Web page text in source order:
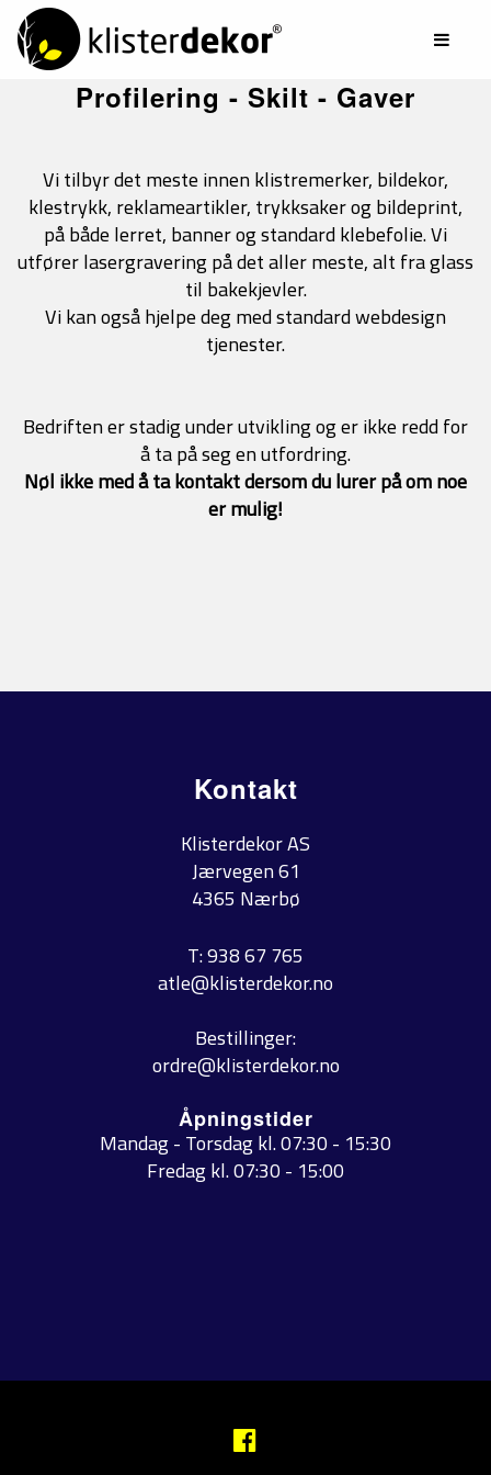
Gå
innhold
Åpne
Profilering - Skilt - Gaver
Vi tilbyr det meste innen klistremerker, bildekor,
klestrykk, reklameartikler, trykksaker og bildeprint,
på både lerret, banner og standard klebefolie. Vi
utfører lasergravering på det aller meste, alt fra glass
til bakekjevler.
Vi kan også hjelpe deg med standard webdesign
tjenester.
Bedriften er stadig under utvikling og er ikke redd for
å ta på seg en utfordring.
Nøl ikke med å ta kontakt dersom du lurer på om noe
er mulig!
Kontakt
Klisterdekor AS
Jærvegen 61
4365 Nærbø
T: 938 67 765
atle@klisterdekor.no
Bestillinger:
ordre@klisterdekor.no
Åpningstider
Mandag - Torsdag kl. 07:30 - 15:30
Fredag kl. 07:30 - 15:00